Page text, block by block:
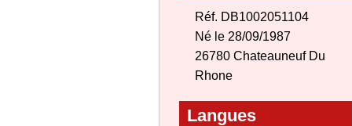
Réf. DB1002051104
Né le 28/09/1987
26780 Chateauneuf Du
Rhone
Langues